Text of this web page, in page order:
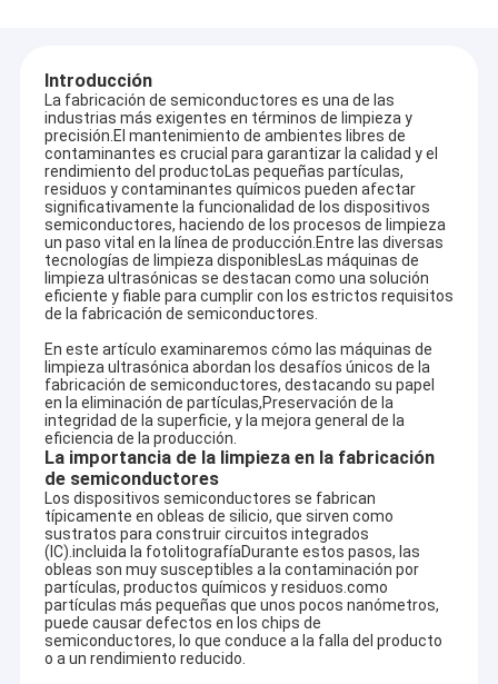
Introducción
La fabricación de semiconductores es una de las
industrias más exigentes en términos de limpieza y
precisión.El mantenimiento de ambientes libres de
contaminantes es crucial para garantizar la calidad y el
rendimiento del productoLas pequeñas partículas,
residuos y contaminantes químicos pueden afectar
significativamente la funcionalidad de los dispositivos
semiconductores, haciendo de los procesos de limpieza
un paso vital en la línea de producción.Entre las diversas
tecnologías de limpieza disponiblesLas máquinas de
limpieza ultrasónicas se destacan como una solución
eficiente y fiable para cumplir con los estrictos requisitos
de la fabricación de semiconductores.
En este artículo examinaremos cómo las máquinas de
limpieza ultrasónica abordan los desafíos únicos de la
fabricación de semiconductores, destacando su papel
en la eliminación de partículas,Preservación de la
integridad de la superficie, y la mejora general de la
eficiencia de la producción.
La importancia de la limpieza en la fabricación
de semiconductores
Los dispositivos semiconductores se fabrican
típicamente en obleas de silicio, que sirven como
sustratos para construir circuitos integrados
(IC).incluida la fotolitografíaDurante estos pasos, las
obleas son muy susceptibles a la contaminación por
partículas, productos químicos y residuos.como
partículas más pequeñas que unos pocos nanómetros,
puede causar defectos en los chips de
semiconductores, lo que conduce a la falla del producto
o a un rendimiento reducido.